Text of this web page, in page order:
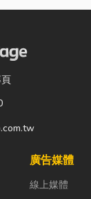
廣告媒體
線上媒體